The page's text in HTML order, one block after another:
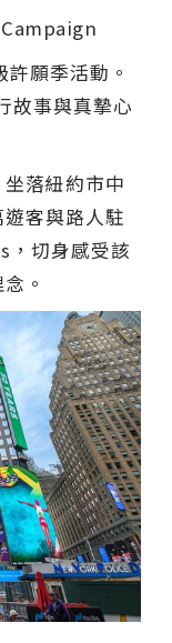
願季活動。
故事與真摯心
落紐約市中
客與路人駐
切身感受該
。